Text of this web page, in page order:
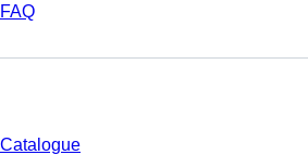
FAQ
Catalogue